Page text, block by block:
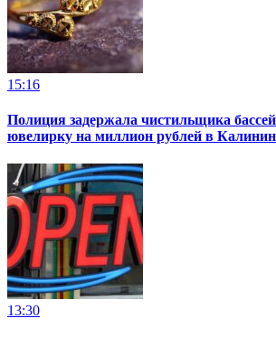
15:16
Полиция задержала чистильщика
ювелирку на миллион рублей в
13:30